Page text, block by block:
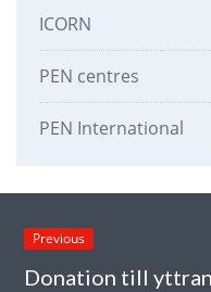
ICORN
PEN centres
PEN International
Previous
Donation till